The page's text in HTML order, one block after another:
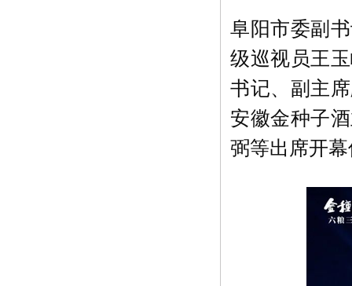
阜阳市委副
级巡视员王
书记、副主
安徽金种子
弼等出席开